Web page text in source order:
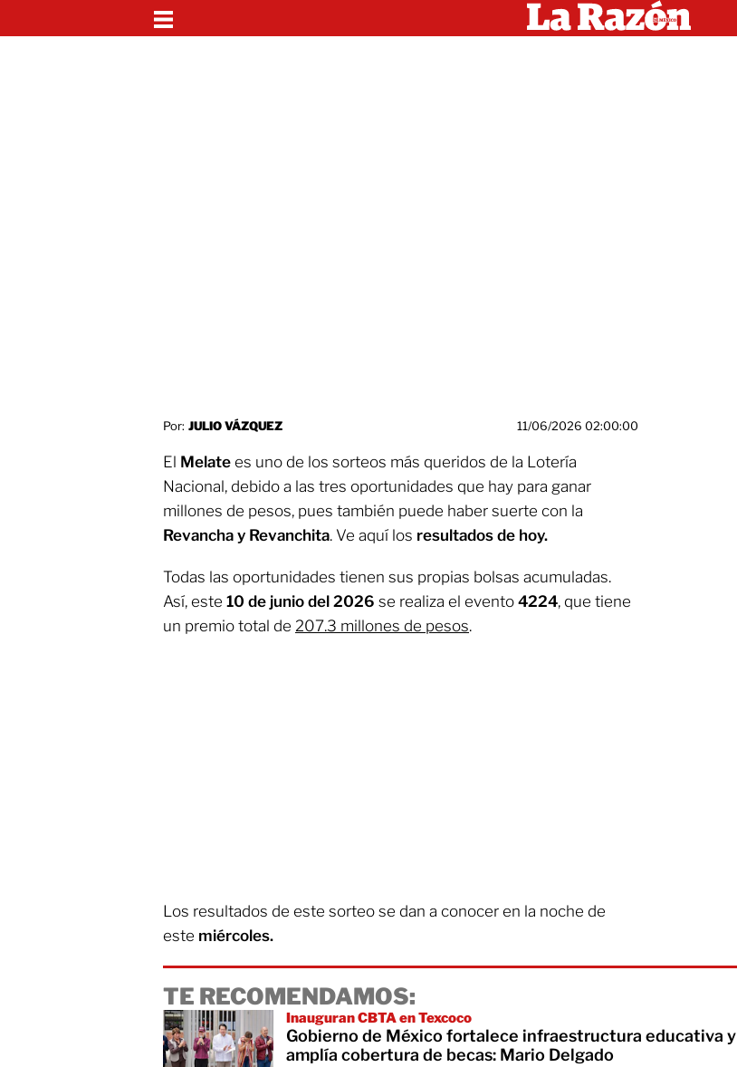
Por: JULIO VÁZQUEZ 11/06/2026 02:00:00
El Melate es uno de los sorteos más queridos de la Lotería
Nacional, debido a las tres oportunidades que hay para ganar
millones de pesos, pues también puede haber suerte con la
Revancha y Revanchita. Ve aquí los resultados de hoy.
Todas las oportunidades tienen sus propias bolsas acumuladas.
Así, este 10 de junio del 2026 se realiza el evento 4224, que tiene
un premio total de 207.3 millones de pesos.
Los resultados de este sorteo se dan a conocer en la noche de
este miércoles.
TE RECOMENDAMOS:
Inauguran CBTA en Texcoco
Gobierno de México fortalece infraestructura educativa y
amplía cobertura de becas: Mario Delgado